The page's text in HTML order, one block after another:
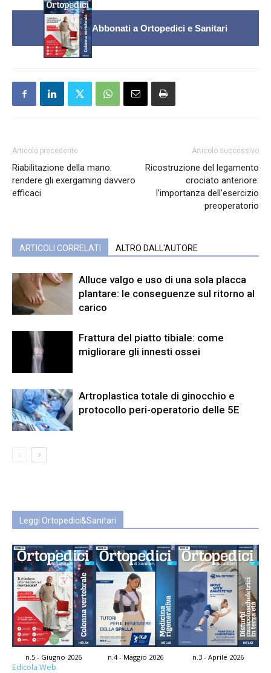
Abbonati a Ortopedici e Sanitari
Articolo precedente
Riabilitazione della mano:
rendere gli exergaming davvero
efficaci
Articolo successivo
Ricostruzione del legamento
crociato anteriore:
l’importanza dell’esercizio
preoperatorio
ARTICOLI CORRELATI ALTRO DALL'AUTORE
Alluce valgo e uso di una sola placca
plantare: le conseguenze sul ritorno al
carico
Frattura del piatto tibiale: come
migliorare gli innesti ossei
Artroplastica totale di ginocchio e
protocollo peri-operatorio delle 5E
Leggi Ortopedici&Sanitari
n.5 - Giugno 2026 n.4 - Maggio 2026 n.3 - Aprile 2026
Edicola Web